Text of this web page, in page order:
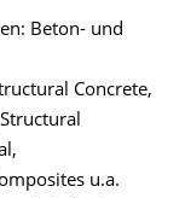
Beton- und
Concrete,
u.a.